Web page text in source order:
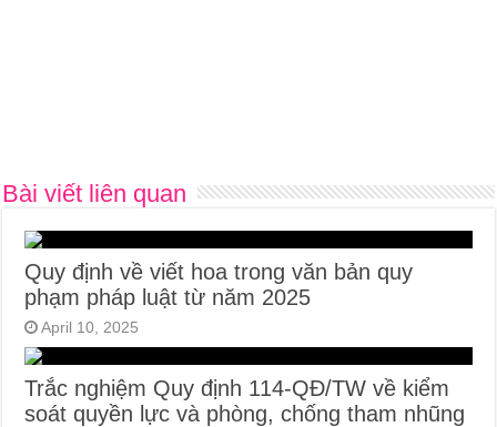
Bài viết liên quan
Quy định về viết hoa trong văn bản quy
phạm pháp luật từ năm 2025
April 10, 2025
Trắc nghiệm Quy định 114-QĐ/TW về kiểm
soát quyền lực và phòng, chống tham nhũng